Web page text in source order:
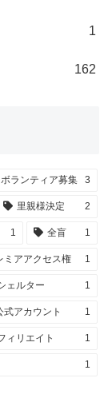
1
162
ボランティア募集 3
里親様決定 2
1 全盲 1
ミアアクセス権 1
ェルター 1
式アカウント 1
ィリエイト 1
1